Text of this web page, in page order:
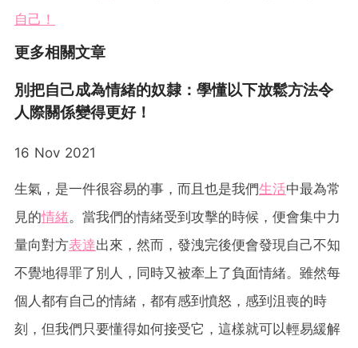
自己！
更多相關文章
別把自己成為情緒的奴隸：學懂以下放鬆方法令
人際關係變得更好！
16 Nov 2021
生氣，是一件很容易的事，而且也是我們生活中最為常
見的情緒。當我們的情緒受到攻擊的時候，便會集中力
量向對方表達出來，然而，發洩完後便會發現自己不知
不覺地得罪了別人，同時又被牽上了負面情緒。雖然每
個人都有自己的情緒，都有感到憤怒，感到沮喪的時
刻，但我們只要懂得如何接受它，這樣就可以輕易緩解